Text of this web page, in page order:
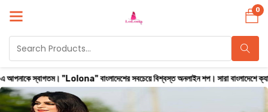
বাংলাদেশের সবচেয়ে বিশ্বস্ত অনলাইন শপ। সারা বাংলাদেশে ক্যাশ অন ডেলিভারি করা
0